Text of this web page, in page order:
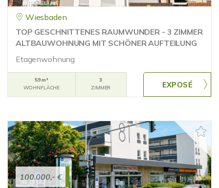
Wiesbaden
TOP GESCHNITTENES RAUMWUNDER - 3 ZIMMER
ALTBAUWOHNUNG MIT SCHÖNER AUFTEILUNG
Etagenwohnung
59 m²
WOHNFLÄCHE
3
ZIMMER
100.000,- €